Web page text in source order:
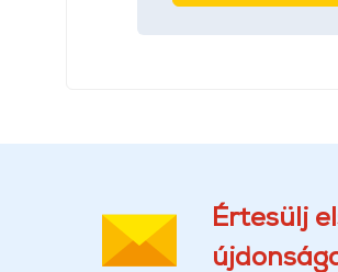
Értesülj